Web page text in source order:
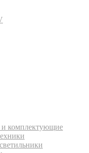
и комплектующие